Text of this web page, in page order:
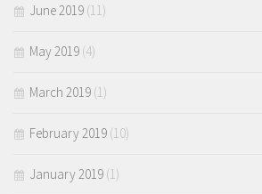
June 2019 (11)
May 2019 (4)
March 2019 (1)
February 2019 (10)
January 2019 (1)